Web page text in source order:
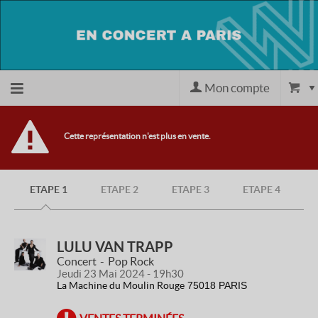
Accueil
officiel
Mon compte
Cette représentation n'est plus en vente.
ETAPE 1 ETAPE 2 ETAPE 3 ETAPE 4
LULU VAN TRAPP
Concert Pop Rock
Jeudi 23 Mai 2024 - 19h30
La Machine du Moulin Rouge 75018 PARIS